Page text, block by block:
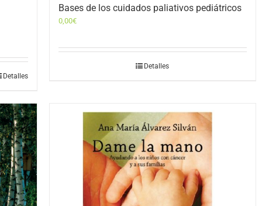
Detalles
Bases de los cuidados paliativos pediátricos
0,00€
Detalles